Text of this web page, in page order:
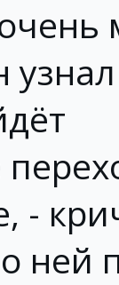
узнал
-
ней